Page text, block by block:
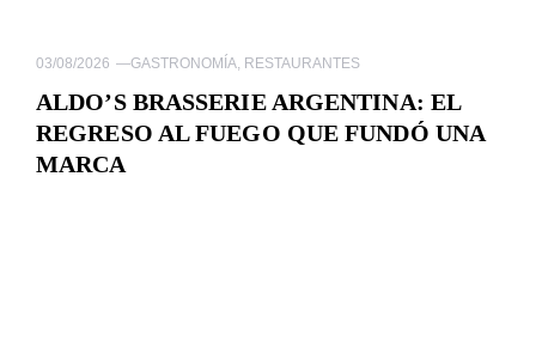
03/08/2026 —GASTRONOMÍA RESTAURANTES
ALDO’S BRASSERIE ARGENTINA: EL
REGRESO AL FUEGO QUE FUNDÓ UNA
MARCA